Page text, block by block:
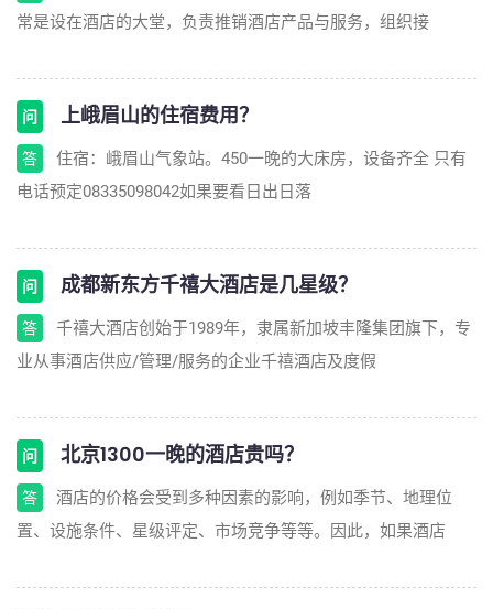
常是设在酒店的大堂，负责推销酒店产品与服务，组织接
问 上峨眉山的住宿费用？
答
住宿：峨眉山气象站。450一晚的大床房，设备齐全 只有
电话预定08335098042如果要看日出日落
问 成都新东方千禧大酒店是几星级？
答
千禧大酒店创始于1989年，隶属新加坡丰隆集团旗下，专
业从事酒店供应/管理/服务的企业千禧酒店及度假
问 北京1300一晚的酒店贵吗？
答
酒店的价格会受到多种因素的影响，例如季节、地理位
置、设施条件、星级评定、市场竞争等等。因此，如果酒店